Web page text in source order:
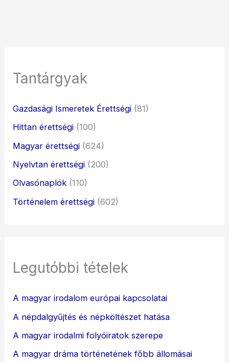
Tantárgyak
Gazdasági Ismeretek Érettségi (81)
Hittan érettségi (100)
Magyar érettségi (624)
Nyelvtan érettségi (200)
Olvasónaplók (110)
Történelem érettségi (602)
Legutóbbi tételek
A magyar irodalom európai kapcsolatai
A népdalgyűjtés és népköltészet hatása
A magyar irodalmi folyóiratok szerepe
A magyar dráma történetének főbb állomásai